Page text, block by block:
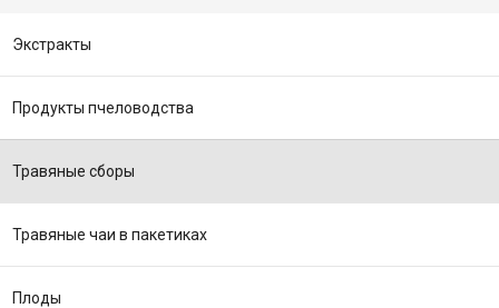
Экстракты
Продукты пчеловодства
Травяные сборы
Травяные чаи в пакетиках
Плоды